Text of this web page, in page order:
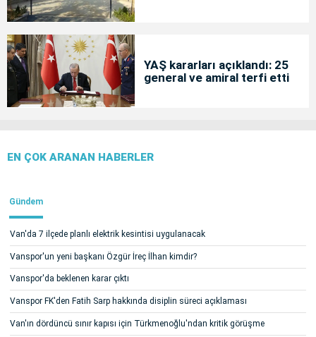
YAŞ kararları açıklandı: 25
general ve amiral terfi etti
EN ÇOK ARANAN HABERLER
Gündem
Van'da 7 ilçede planlı elektrik kesintisi uygulanacak
Vanspor'un yeni başkanı Özgür İreç İlhan kimdir?
Vanspor'da beklenen karar çıktı
Vanspor FK'den Fatih Sarp hakkında disiplin süreci açıklaması
Van'ın dördüncü sınır kapısı için Türkmenoğlu'ndan kritik görüşme